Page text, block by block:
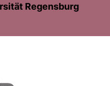
Regensburg